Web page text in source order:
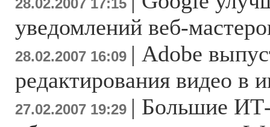
28.02.2007 17:15
уведомлений веб-
28.02.2007 16:09 | Adobe
редактирования видео в
27.02.2007 19:29 | Большие